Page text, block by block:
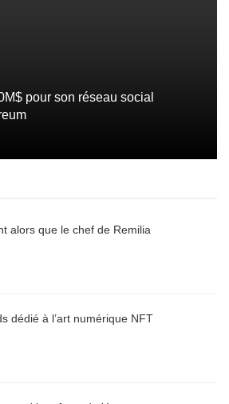
pour son réseau social
alors que le chef de Remilia
dédié à l’art numérique NFT